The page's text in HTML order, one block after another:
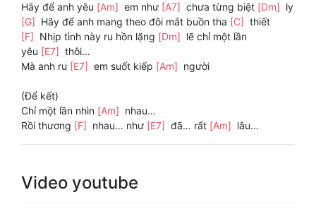
Hãy để anh yêu [Am] em như [A7] chưa từng biệt [Dm] ly
[G] Hãy để anh mang theo đôi mắt buồn tha [C] thiết
[F] Nhịp tình này ru hồn lặng [Dm] lẽ chỉ một lần
yêu [E7] thôi…
Mà anh ru [E7] em suốt kiếp [Am] người
(Để kết)
Chỉ một lần nhìn [Am] nhau…
Rồi thương [F] nhau… như [E7] đã… rất [Am] lâu…
Video youtube